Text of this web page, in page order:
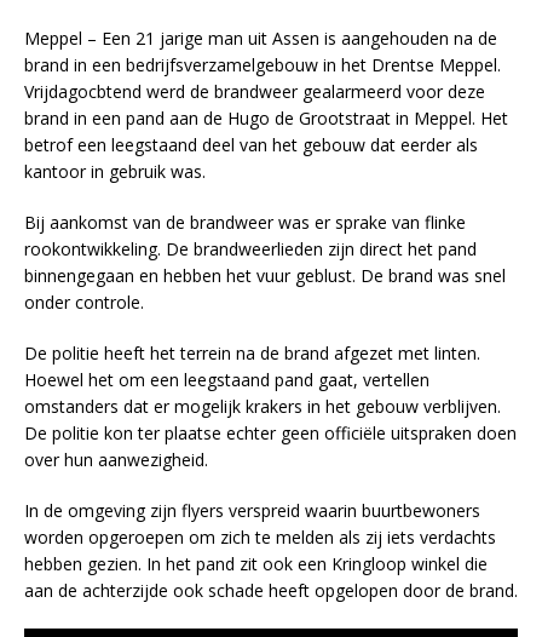
Meppel – Een 21 jarige man uit Assen is aangehouden na de
brand in een bedrijfsverzamelgebouw in het Drentse Meppel.
Vrijdagocbtend werd de brandweer gealarmeerd voor deze
brand in een pand aan de Hugo de Grootstraat in Meppel. Het
betrof een leegstaand deel van het gebouw dat eerder als
kantoor in gebruik was.
Bij aankomst van de brandweer was er sprake van flinke
rookontwikkeling. De brandweerlieden zijn direct het pand
binnengegaan en hebben het vuur geblust. De brand was snel
onder controle.
De politie heeft het terrein na de brand afgezet met linten.
Hoewel het om een leegstaand pand gaat, vertellen
omstanders dat er mogelijk krakers in het gebouw verblijven.
De politie kon ter plaatse echter geen officiële uitspraken doen
over hun aanwezigheid.
In de omgeving zijn flyers verspreid waarin buurtbewoners
worden opgeroepen om zich te melden als zij iets verdachts
hebben gezien. In het pand zit ook een Kringloop winkel die
aan de achterzijde ook schade heeft opgelopen door de brand.